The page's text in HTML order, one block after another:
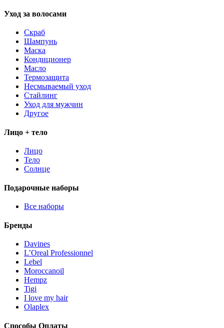
Уход за волосами
Скраб
Шампунь
Маска
Кондиционер
Масло
Термозащита
Несмываемый уход
Стайлинг
Уход для мужчин
Другое
Лицо + тело
Лицо
Тело
Солнце
Подарочные наборы
Все наборы
Бренды
Davines
L’Oreal Professionnel
Lebel
Moroccanoil
Hempz
Tigi
I love my hair
Olaplex
Способы Оплаты